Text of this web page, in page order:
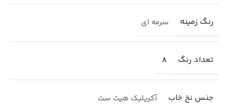
رنگ زمینه سرمه ای
تعداد رنگ 8
جنس نخ خاب آکریلیک هیت ست